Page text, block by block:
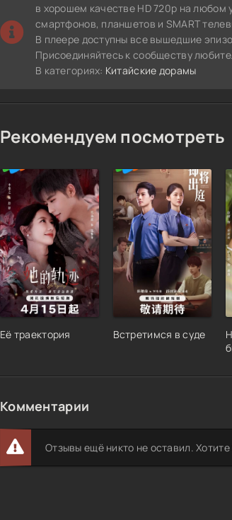
в хорошем качестве HD 720p на любом
смартфонов, планшетов и SMART
В плеере доступны все вышедшие
Присоединяйтесь к сообществу
В категориях: Китайские дорамы
Рекомендуем посмотреть
Её траектория Встретимся в суде
Комментарии
Отзывы ещё никто не оставил.